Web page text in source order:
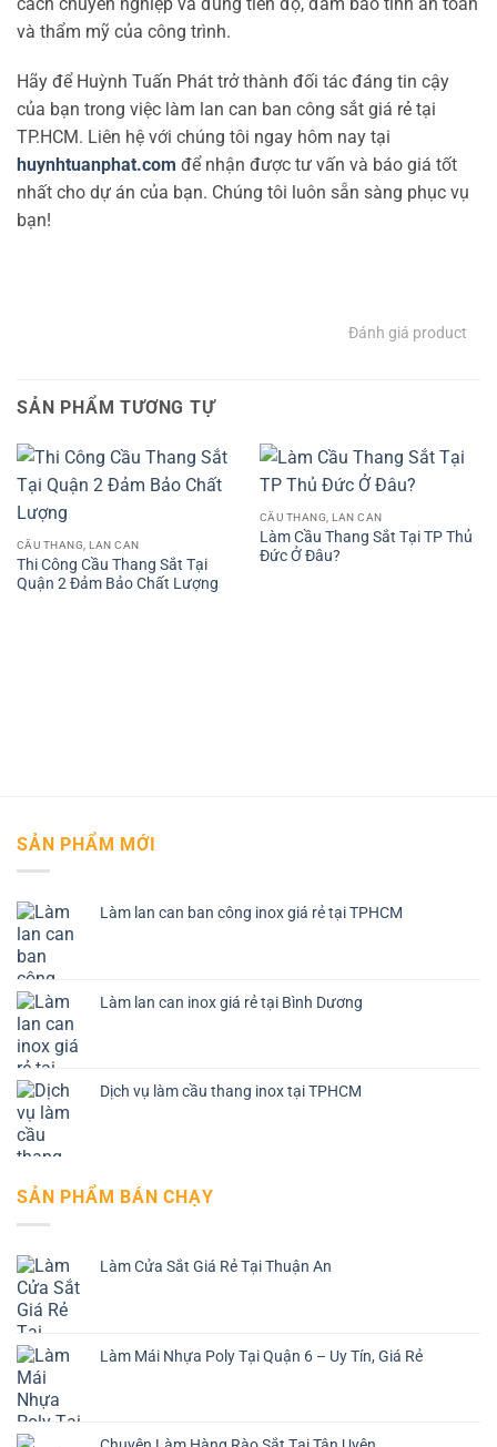
và thẩm mỹ của công trình.
Hãy để Huỳnh Tuấn Phát trở thành đối tác đáng tin cậy
của bạn trong việc làm lan can ban công sắt giá rẻ tại
TP.HCM. Liên hệ với chúng tôi ngay hôm nay tại
huynhtuanphat.com để nhận được tư vấn và báo giá tốt
nhất cho dự án của bạn. Chúng tôi luôn sẵn sàng phục vụ
bạn!
Đánh giá product
SẢN PHẨM TƯƠNG TỰ
CẦU THANG, LAN CAN
Thi Công Cầu Thang Sắt Tại
Quận 2 Đảm Bảo Chất Lượng
CẦU THANG, LAN CAN
Làm Cầu Thang Sắt Tại TP Thủ
Đức Ở Đâu?
SẢN PHẨM MỚI
Làm lan can ban công inox giá rẻ tại TPHCM
Làm lan can inox giá rẻ tại Bình Dương
Dịch vụ làm cầu thang inox tại TPHCM
SẢN PHẨM BÁN CHẠY
Làm Cửa Sắt Giá Rẻ Tại Thuận An
Làm Mái Nhựa Poly Tại Quận 6 – Uy Tín, Giá Rẻ